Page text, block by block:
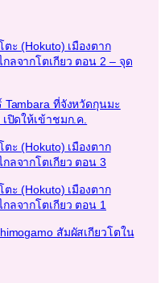
ตะ (Hokuto) เมืองตาก
ลจากโตเกียว ตอน 2 – จุด
Tambara ที่จังหวัดกุนมะ
ปิดให้เข้าชมก.ค.
ตะ (Hokuto) เมืองตาก
ลจากโตเกียว ตอน 3
ตะ (Hokuto) เมืองตาก
ลจากโตเกียว ตอน 1
สัมผัสเกียวโตใน